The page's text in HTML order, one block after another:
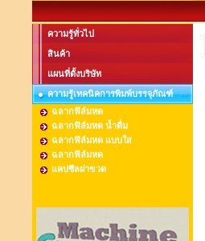
ความรู้ทั่วไป
สินค้า
แผนที่ตั้งบริษัท
ความรู้เทคนิคการพิมพ์บรรจุภัณฑ์
ฉลากฟิล์มหด
ฉลากฟิล์มหด น้ำดื่ม
ฉลากฟิล์มหด แบบใส
ฉลากฟิล์มหด
แคปซีลฝาขวด